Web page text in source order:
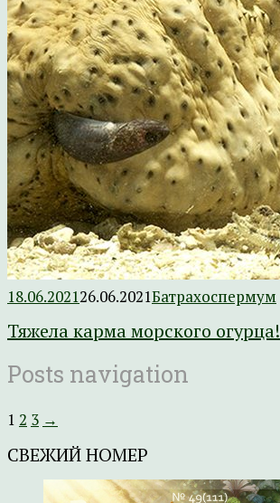
18.06.202126.06.2021Батрахоспермум
Тяжела карма морского огурца!
Posts navigation
1 2 3 →
СВЕЖИЙ НОМЕР